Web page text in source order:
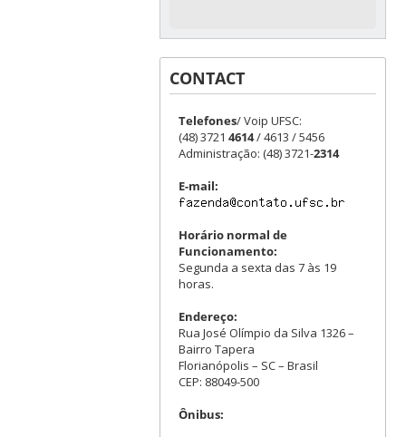
CONTACT
Telefones/ Voip UFSC:
(48) 3721 4614/ 4613 / 5456
Administração: (48) 3721-2314
E-mail:
Horário normal de
Funcionamento:
Segunda a sexta das 7 às 19
horas.
Endereço:
Rua José Olímpio da Silva 1326 –
Bairro Tapera
Florianópolis – SC – Brasil
CEP: 88049-500
Ônibus: